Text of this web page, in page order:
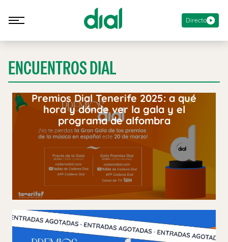
Directo
ENCUENTROS DIAL
Premios Dial Tenerife 2025: a qué
hora y dónde ver la gala y el
programa de alfombra